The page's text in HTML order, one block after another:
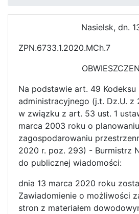
Nasielsk, dn.
ZPN.6733.1.2020.MCh.7
Na podstawie art. 49 Kodeksu
administracyjnego (j.t. Dz.U. z
w związku z art. 53 ust. 1
marca 2003 roku o
zagospodarowaniu
2020 r. poz. 293) - Burmistrz
do publicznej wiadomości:
dnia 13 marca 2020 roku
Zawiadomienie o możliwości
stron z materiałem